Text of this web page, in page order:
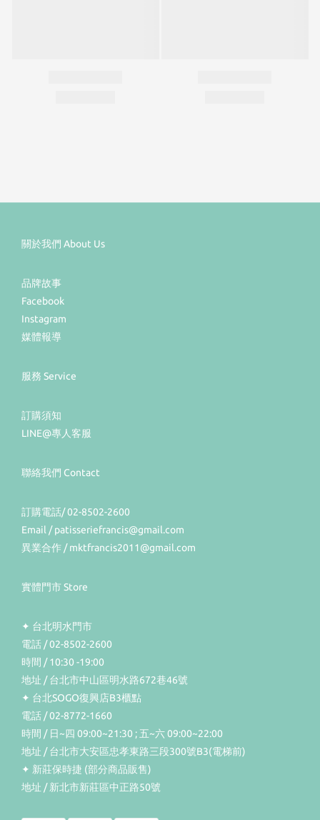
關於我們 About Us
品牌故事
Facebook
Instagram
媒體報導
服務 Service
訂購須知
LINE@專人客服
聯絡我們 Contact
訂購電話/ 02-8502-2600
Email / patisseriefrancis@gmail.com
異業合作 / mktfrancis2011@gmail.com
實體門市 Store
✦ 台北明水門市
電話 / 02-8502-2600
時間 / 10:30 -19:00
地址 / 台北市中山區明水路672巷46號
✦ 台北SOGO復興店B3櫃點
電話 / 02-8772-1660
時間 / 日~四 09:00~21:30 ; 五~六 09:00~22:00
地址 / 台北市大安區忠孝東路三段300號B3(電梯前)
✦ 新莊保時捷 (部分商品販售)
地址 / 新北市新莊區中正路50號